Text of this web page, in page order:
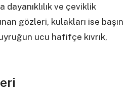
ve çeviklik
gözleri, kulakları ise başın
ucu hafifçe kıvrık,